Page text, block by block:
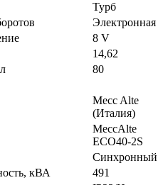
Турб
Электронная
8 V
14,62
80
Mecc Alte
(Италия)
MeccAlte
ECO40-2S
Синхронный
кВА
491